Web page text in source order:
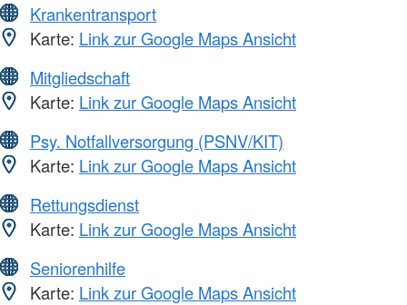
Krankentransport
Karte: Link zur Google Maps Ansicht
Mitgliedschaft
Karte: Link zur Google Maps Ansicht
Psy. Notfallversorgung (PSNV/KIT)
Karte: Link zur Google Maps Ansicht
Rettungsdienst
Karte: Link zur Google Maps Ansicht
Seniorenhilfe
Karte: Link zur Google Maps Ansicht